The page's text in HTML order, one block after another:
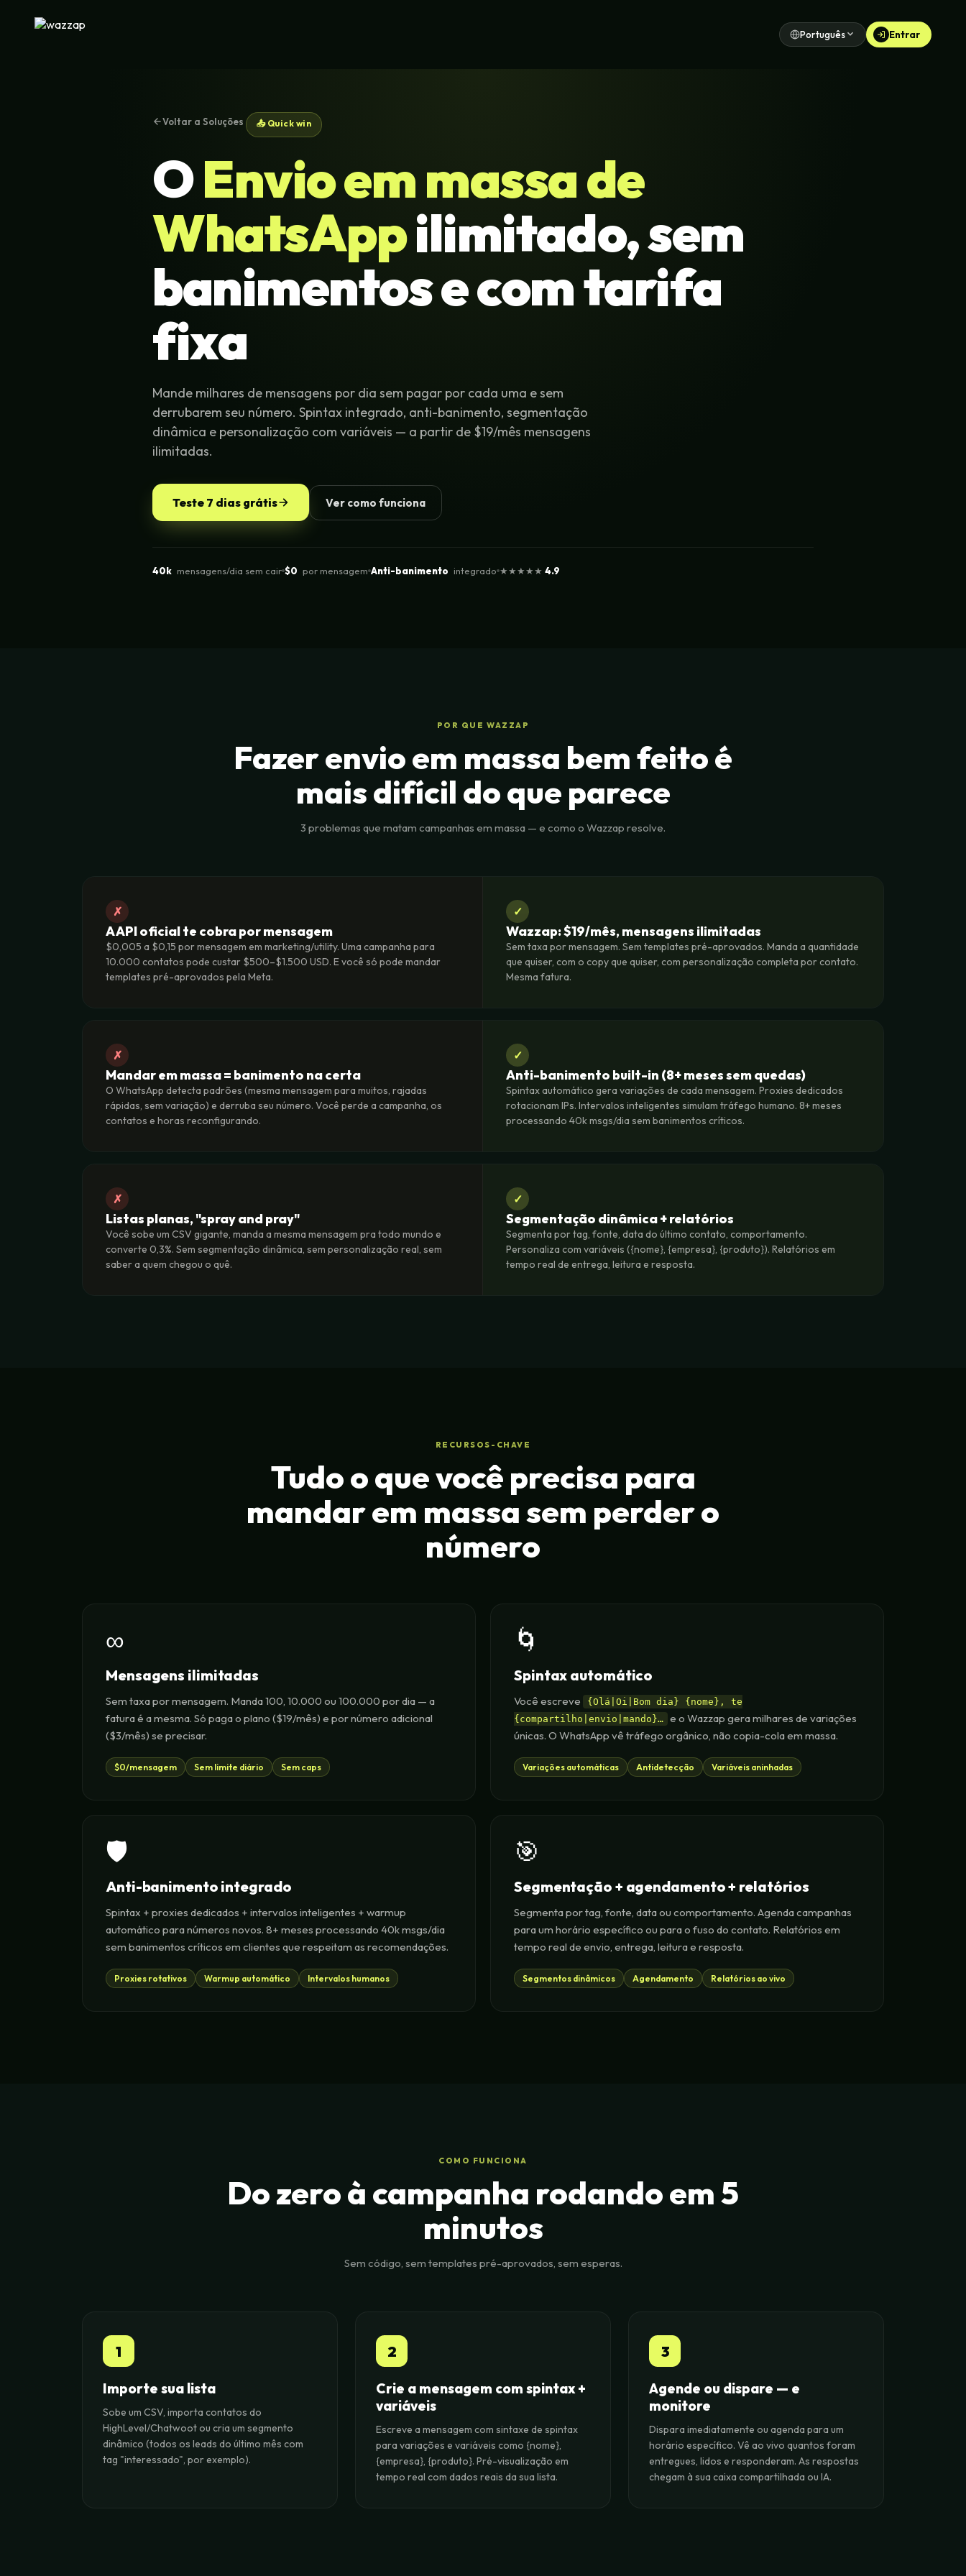
Português Entrar
Voltar a Soluções 📤 Quick win
OEnvio em massa de
WhatsAppilimitado, sem
banimentos e com tarifa
fixa
Mande milhares de mensagens por dia sem pagar por cada uma e sem
derrubarem seu número. Spintax integrado, anti-banimento, segmentação
dinâmica e personalização com variáveis — a partir de $19/mês mensagens
ilimitadas.
Teste 7 dias grátis Ver como funciona
40k mensagens/dia sem cair $0 por mensagem Anti-banimento integrado ★★★★★ 4.9
POR QUE WAZZAP
Fazer envio em massa bem feito é
mais difícil do que parece
3 problemas que matam campanhas em massa — e como o Wazzap resolve.
✗
A API oficial te cobra por mensagem
$0,005 a $0,15 por mensagem em marketing/utility. Uma campanha para
10.000 contatos pode custar $500–$1.500 USD. E você só pode mandar
templates pré-aprovados pela Meta.
✓
Wazzap: $19/mês, mensagens ilimitadas
Sem taxa por mensagem. Sem templates pré-aprovados. Manda a quantidade
que quiser, com o copy que quiser, com personalização completa por contato.
Mesma fatura.
✗
Mandar em massa = banimento na certa
O WhatsApp detecta padrões (mesma mensagem para muitos, rajadas
rápidas, sem variação) e derruba seu número. Você perde a campanha, os
contatos e horas reconfigurando.
✓
Anti-banimento built-in (8+ meses sem quedas)
Spintax automático gera variações de cada mensagem. Proxies dedicados
rotacionam IPs. Intervalos inteligentes simulam tráfego humano. 8+ meses
processando 40k msgs/dia sem banimentos críticos.
✗
Listas planas, "spray and pray"
Você sobe um CSV gigante, manda a mesma mensagem pra todo mundo e
converte 0,3%. Sem segmentação dinâmica, sem personalização real, sem
saber a quem chegou o quê.
✓
Segmentação dinâmica + relatórios
Segmenta por tag, fonte, data do último contato, comportamento.
Personaliza com variáveis ({nome}, {empresa}, {produto}). Relatórios em
tempo real de entrega, leitura e resposta.
RECURSOS-CHAVE
Tudo o que você precisa para
mandar em massa sem perder o
número
∞
Mensagens ilimitadas
Sem taxa por mensagem. Manda 100, 10.000 ou 100.000 por dia — a
fatura é a mesma. Só paga o plano ($19/mês) e por número adicional
($3/mês) se precisar.
$0/mensagem Sem limite diário Sem caps
🌀
Spintax automático
Você escreve
{Olá|Oi|Bom dia} {nome}, te
{compartilho|envio|mando}… e o Wazzap gera milhares de variações
únicas. O WhatsApp vê tráfego orgânico, não copia-cola em massa.
Variações automáticas Antidetecção Variáveis aninhadas
🛡️
Anti-banimento integrado
Spintax + proxies dedicados + intervalos inteligentes + warmup
automático para números novos. 8+ meses processando 40k msgs/dia
sem banimentos críticos em clientes que respeitam as recomendações.
Proxies rotativos Warmup automático Intervalos humanos
🎯
Segmentação + agendamento + relatórios
Segmenta por tag, fonte, data ou comportamento. Agenda campanhas
para um horário específico ou para o fuso do contato. Relatórios em
tempo real de envio, entrega, leitura e resposta.
Segmentos dinâmicos Agendamento Relatórios ao vivo
COMO FUNCIONA
Do zero à campanha rodando em 5
minutos
Sem código, sem templates pré-aprovados, sem esperas.
1
Importe sua lista
Sobe um CSV, importa contatos do
HighLevel/Chatwoot ou cria um segmento
dinâmico (todos os leads do último mês com
tag "interessado", por exemplo).
2
Crie a mensagem com spintax +
variáveis
Escreve a mensagem com sintaxe de spintax
para variações e variáveis como {nome},
{empresa}, {produto}. Pré-visualização em
tempo real com dados reais da sua lista.
3
Agende ou dispare — e
monitore
Dispara imediatamente ou agenda para um
horário específico. Vê ao vivo quantos foram
entregues, lidos e responderam. As respostas
chegam à sua caixa compartilhada ou IA.